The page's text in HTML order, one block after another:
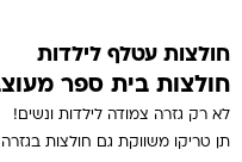
חולצות עטלף לילדות
חולצות בית ספר
לא רק גזרה צמודה לילדות ונשים!
תן טריקו משווקת גם חולצות